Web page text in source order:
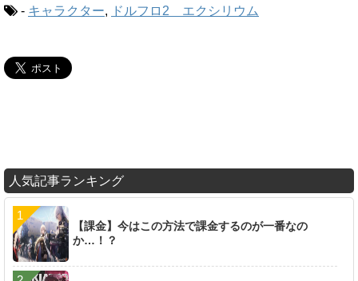
- キャラクター, ドルフロ2 エクシリウム
人気記事ランキング
【課金】今はこの方法で課金するのが一番なの
か…！？